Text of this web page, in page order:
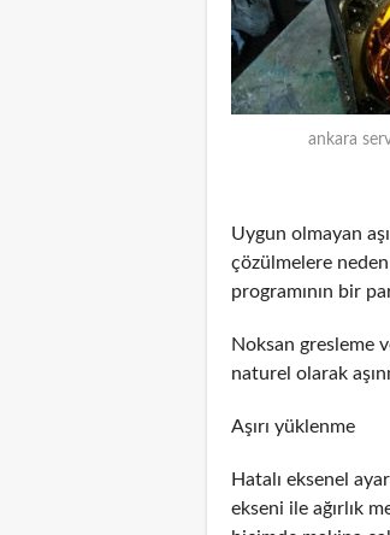
ankara
Uygun olmayan
çözülmelere
programının bir
Noksan gresleme
naturel olarak
Aşırı yüklenme
Hatalı eksenel
ekseni ile ağırlık